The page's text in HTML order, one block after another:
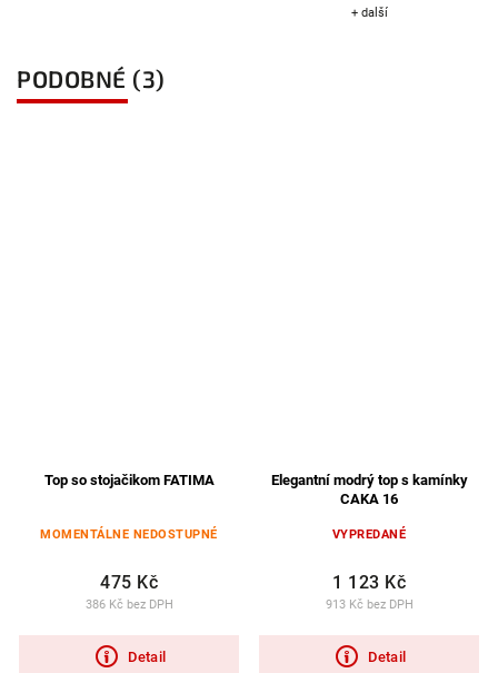
+ další
PODOBNÉ (3)
Top so stojačikom FATIMA
MOMENTÁLNE NEDOSTUPNÉ
386 Kč bez DPH
475 Kč
Detail
Elegantní modrý top s kamínky
CAKA 16
VYPREDANÉ
913 Kč bez DPH
1 123 Kč
Detail